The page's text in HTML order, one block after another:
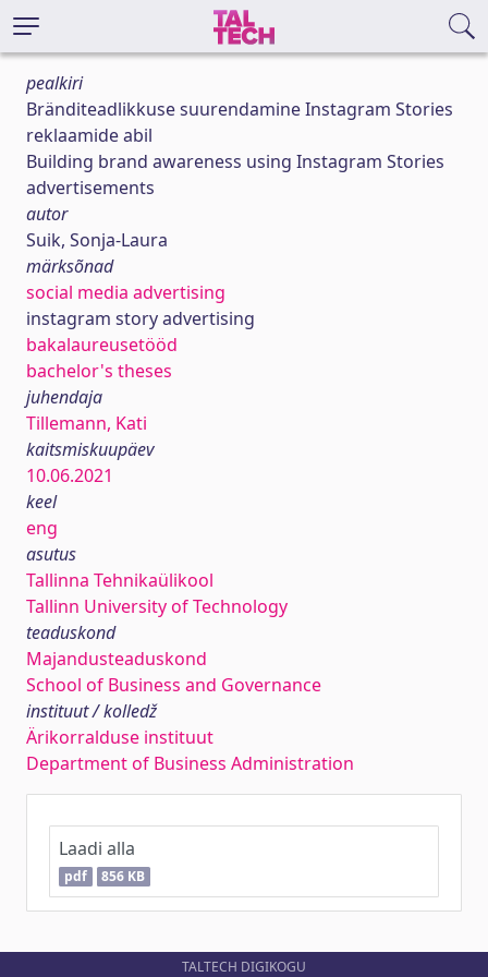
pealkiri
Bränditeadlikkuse suurendamine Instagram Stories
reklaamide abil
Building brand awareness using Instagram Stories
advertisements
autor
Suik, Sonja-Laura
märksõnad
social media advertising
instagram story advertising
bakalaureusetööd
bachelor's theses
juhendaja
Tillemann, Kati
kaitsmiskuupäev
10.06.2021
keel
eng
asutus
Tallinna Tehnikaülikool
Tallinn University of Technology
teaduskond
Majandusteaduskond
School of Business and Governance
instituut / kolledž
Ärikorralduse instituut
Department of Business Administration
Laadi alla
pdf 856 KB
TALTECH DIGIKOGU